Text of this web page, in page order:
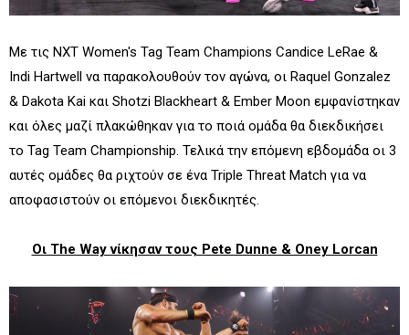
Με τις NXT Women's Tag Team Champions Candice LeRae &
Indi Hartwell να παρακολουθούν τον αγώνα, οι Raquel Gonzalez
& Dakota Kai και Shotzi Blackheart & Ember Moon εμφανίστηκαν
και όλες μαζί πλακώθηκαν για το ποιά ομάδα θα διεκδικήσει
το Tag Team Championship. Τελικά την επόμενη εβδομάδα οι 3
αυτές ομάδες θα ριχτούν σε ένα Triple Threat Match για να
αποφασιστούν οι επόμενοι διεκδικητές.
Οι The Way νίκησαν τους Pete Dunne & Oney Lorcan